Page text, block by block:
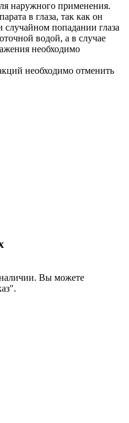
наружного применения.
в глаза, так как он
попадании глаза
водой, а в случае
необходимо
необходимо отменить
Вы можете